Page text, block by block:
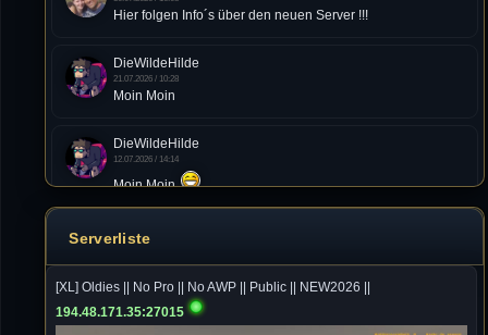
Hier folgen Info´s über den neuen Server !!!
DieWildeHilde
21.07.2026 / 10:28
Moin Moin
DieWildeHilde
12.07.2026 / 14:14
Moin Moin
Tommy
von chickpea^^
Tommy
10.07.2026 / 22:25
Serverliste
[XL] Oldies || No Pro || No AWP || Public || NEW2026 ||
194.48.171.35:27015